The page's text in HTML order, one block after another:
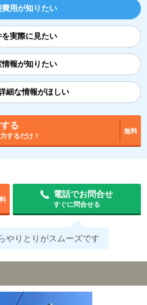
費用が知りたい
を実際に見たい
情報が知りたい
細な情報がほしい
る
するだけ！
無料
電話でお問合せ
すぐに問合せる
やりとりがスムーズです